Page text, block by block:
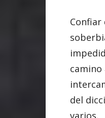
Confiar
camino
del
varios.